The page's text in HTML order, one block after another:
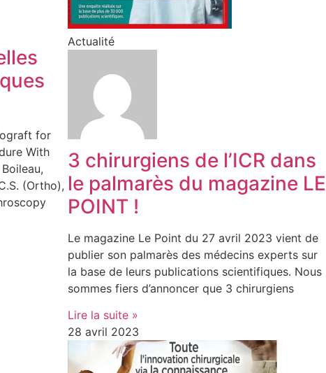
for
With
(Ortho),
Actualité
3 chirurgiens de l’ICR dans
le palmarès du magazine LE
POINT !
Le magazine Le Point du 27 avril 2023 vient de
publier son palmarès des médecins experts sur
la base de leurs publications scientifiques. Nous
sommes fiers d’annoncer que 3 chirurgiens
Lire la suite »
28 avril 2023